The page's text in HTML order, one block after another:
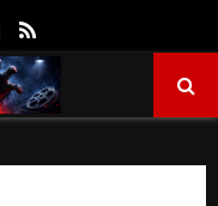
Email